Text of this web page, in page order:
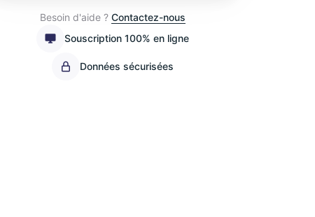
Besoin d'aide ? Contactez-nous
Souscription 100% en ligne
Données sécurisées